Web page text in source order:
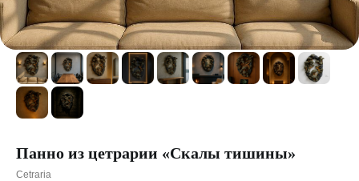
Панно из цетрарии «Скалы тишины»
Cetraria